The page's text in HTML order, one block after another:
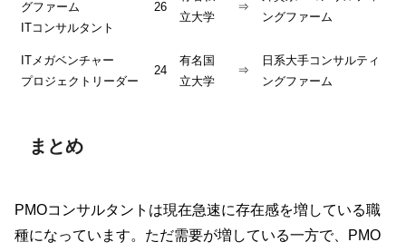
グファーム
ITコンサルタント
26
立大学
⇒
ングファーム
ITメガベンチャー
プロジェクトリーダー
24
有名国
立大学
⇒
日系大手コンサルティ
ングファーム
まとめ
PMOコンサルタントは現在急速に存在感を増している職
種になっています。ただ需要が増している一方で、PMO